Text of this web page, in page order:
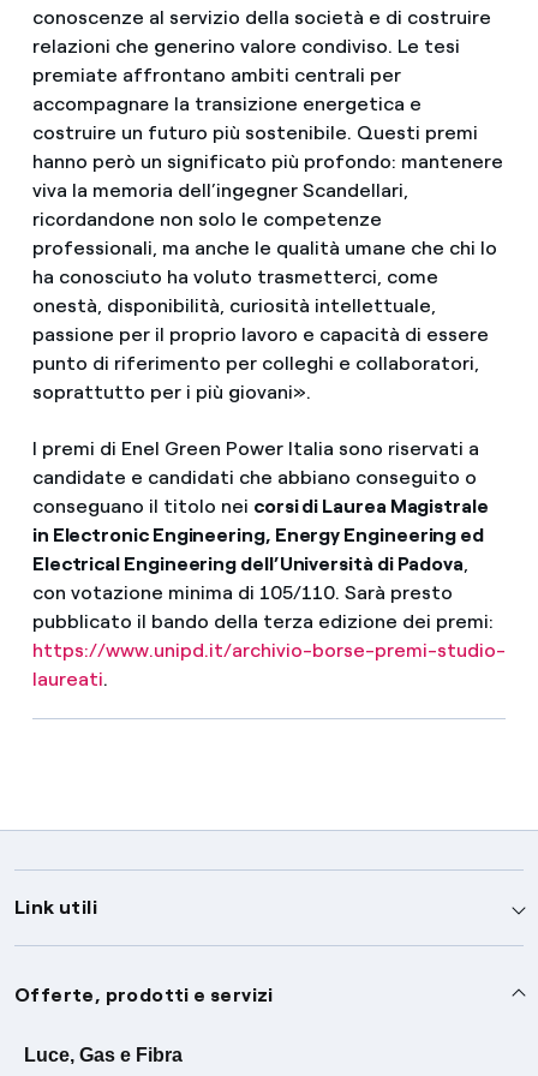
conoscenze al servizio della società e di costruire
relazioni che generino valore condiviso. Le tesi
premiate affrontano ambiti centrali per
accompagnare la transizione energetica e
costruire un futuro più sostenibile. Questi premi
hanno però un significato più profondo: mantenere
viva la memoria dell’ingegner Scandellari,
ricordandone non solo le competenze
professionali, ma anche le qualità umane che chi lo
ha conosciuto ha voluto trasmetterci, come
onestà, disponibilità, curiosità intellettuale,
passione per il proprio lavoro e capacità di essere
punto di riferimento per colleghi e collaboratori,
soprattutto per i più giovani».
I premi di Enel Green Power Italia sono riservati a
candidate e candidati che abbiano conseguito o
conseguano il titolo nei corsi di Laurea Magistrale
in Electronic Engineering, Energy Engineering ed
Electrical Engineering dell’Università di Padova
con votazione minima di 105/110. Sarà presto
pubblicato il bando della terza edizione dei premi:
https://www.unipd.it/archivio-borse-premi-studio-
laureati.
Link utili
Assistenza
Avvisi
Servizi
Offerte, prodotti e servizi
Luce, Gas e Fibra